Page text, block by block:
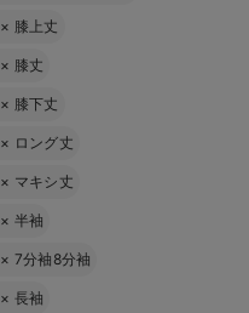
× 膝上丈
× 膝丈
× 膝下丈
× ロング丈
× マキシ丈
× 半袖
× 7分袖8分袖
× 長袖